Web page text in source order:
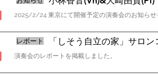
​2025/2/24 東京にて開催予定の演奏会のお知らせ
「しそう自立の家」サロン
レポート
​演奏会のレポートを掲載しました。